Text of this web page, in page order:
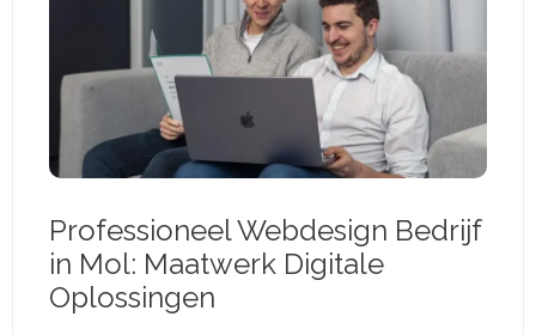
Professioneel Webdesign Bedrijf
in Mol: Maatwerk Digitale
Oplossingen